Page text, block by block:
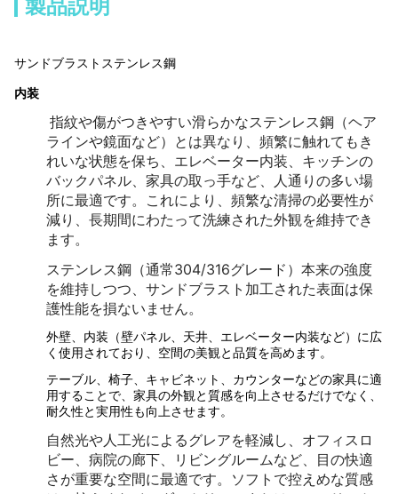
製品説明
サンドブラストステンレス鋼
内装
指紋や傷がつきやすい滑らかなステンレス鋼（ヘア
ラインや鏡面など）とは異なり、頻繁に触れてもき
れいな状態を保ち、エレベーター内装、キッチンの
バックパネル、家具の取っ手など、人通りの多い場
所に最適です。これにより、頻繁な清掃の必要性が
減り、長期間にわたって洗練された外観を維持でき
ます。
ステンレス鋼（通常304/316グレード）本来の強度
を維持しつつ、サンドブラスト加工された表面は保
護性能を損ないません。
外壁、内装（壁パネル、天井、エレベーター内装など）に広
く使用されており、空間の美観と品質を高めます。
テーブル、椅子、キャビネット、カウンターなどの家具に適
用することで、家具の外観と質感を向上させるだけでなく、
耐久性と実用性も向上させます。
自然光や人工光によるグレアを軽減し、オフィスロ
ビー、病院の廊下、リビングルームなど、目の快適
さが重要な空間に最適です。ソフトで控えめな質感